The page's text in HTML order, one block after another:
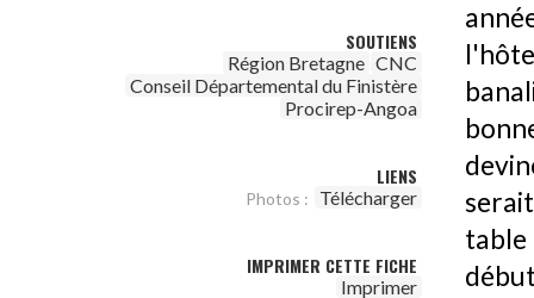
SOUTIENS
Région Bretagne CNC
Conseil Départemental du Finistère
Procirep-Angoa
LIENS
Photos : Télécharger
IMPRIMER CETTE FICHE
Imprimer